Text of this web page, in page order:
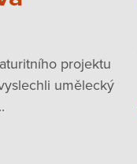
projektu
umělecký